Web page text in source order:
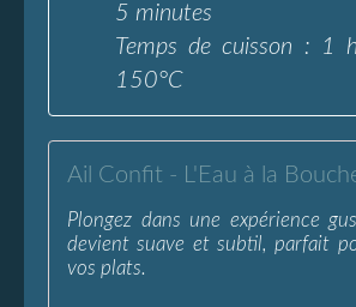
5 minutes
Temps de cuisson : 1
150°C
Ail Confit - L'Eau à la
Plongez dans une expérience
devient suave et subtil, parfait
vos plats.